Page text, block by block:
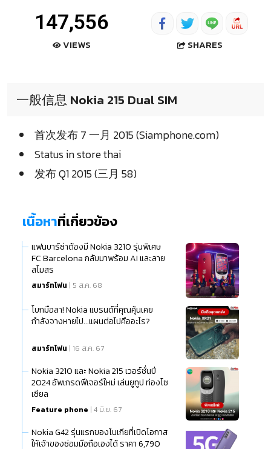
147,556
VIEWS SHARES
一般信息 Nokia 215 Dual SIM
首次发布 7 一月 2015 (Siamphone.com)
Status in store thai
发布 Q1 2015 (三月 58)
เนื้อหาที่เกี่ยวข้อง
แฟนบาร์ซ่าต้องมี Nokia 3210 รุ่นพิเศษ
FC Barcelona กลับมาพร้อม AI และลาย
สโมสร
สมาร์ทโฟน | 5 ส.ค. 68
โบกมือลา! Nokia แบรนด์ที่คุณคุ้นเคย
กำลังจางหายไป...แผนต่อไปคืออะไร?
สมาร์ทโฟน | 16 ส.ค. 67
Nokia 3210 และ Nokia 215 เวอร์ชั่นปี
2024 อัพเกรดฟีเจอร์ใหม่ เล่นยูทูป ท่องโซ
เชียล
Feature phone | 4 มิ.ย. 67
Nokia G42 รุ่นแรกของโนเกียที่เปิดโอกาส
ให้เจ้าของซ่อมมือถือเองได้ ราคา 6,790